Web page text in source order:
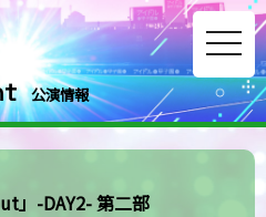
公演情報
」-DAY2- 第二部
toggle